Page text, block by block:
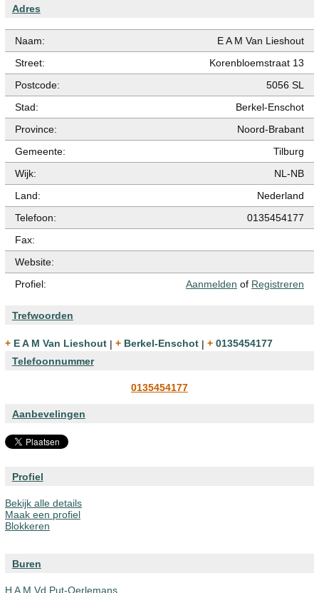
Adres
Naam:
E A M Van Lieshout
Street:
Korenbloemstraat 13
Postcode:
5056 SL
Stad:
Berkel-Enschot
Province:
Noord-Brabant
Gemeente:
Tilburg
Wijk:
NL-NB
Land:
Nederland
Telefoon:
0135454177
Fax:
Website:
Profiel:
Aanmelden of Registreren
Trefwoorden
+ E A M Van Lieshout | + Berkel-Enschot |
+ 0135454177
Telefoonnummer
0135454177
Aanbevelingen
Profiel
Bekijk alle details
Maak een profiel
Blokkeren
Buren
H A M Vd Put-Oerlemans